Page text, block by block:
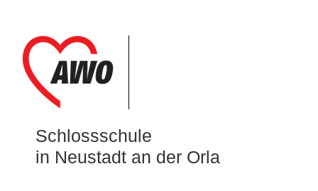
Schlossschule
in Neustadt an der Orla